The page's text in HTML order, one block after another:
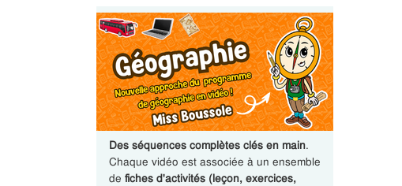
Des séquences complètes clés en main.
Chaque vidéo est associée à un ensemble
de fiches d'activités (leçon, exercices,